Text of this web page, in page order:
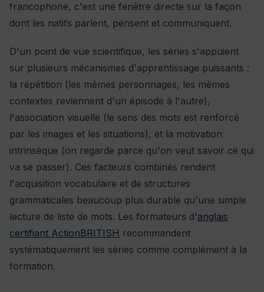
francophone, c'est une fenêtre directe sur la façon
dont les natifs parlent, pensent et communiquent.
D'un point de vue scientifique, les séries s'appuient
sur plusieurs mécanismes d'apprentissage puissants :
la répétition (les mêmes personnages, les mêmes
contextes reviennent d'un épisode à l'autre),
l'association visuelle (le sens des mots est renforcé
par les images et les situations), et la motivation
intrinsèque (on regarde parce qu'on veut savoir ce qui
va se passer). Ces facteurs combinés rendent
l'acquisition vocabulaire et de structures
grammaticales beaucoup plus durable qu'une simple
lecture de liste de mots. Les formateurs d'anglais
certifiant ActionBRITISH recommandent
systématiquement les séries comme complément à la
formation.